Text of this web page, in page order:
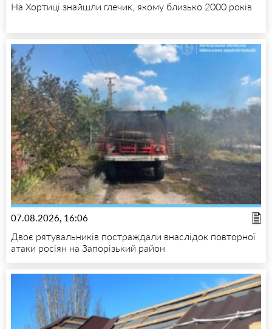
На Хортиці знайшли глечик, якому близько 2000 років
07.08.2026, 16:06
Двоє рятувальників постраждали внаслідок повторної
атаки росіян на Запорізький район